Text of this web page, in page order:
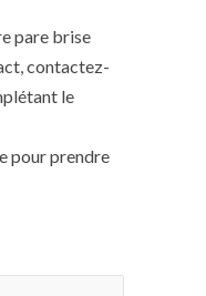
pare brise
contactez-
le
pour prendre